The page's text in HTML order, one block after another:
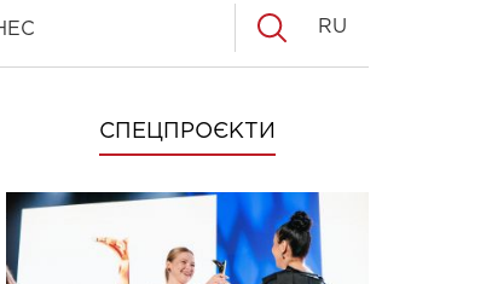
RU
СПЕЦПРОЄКТИ